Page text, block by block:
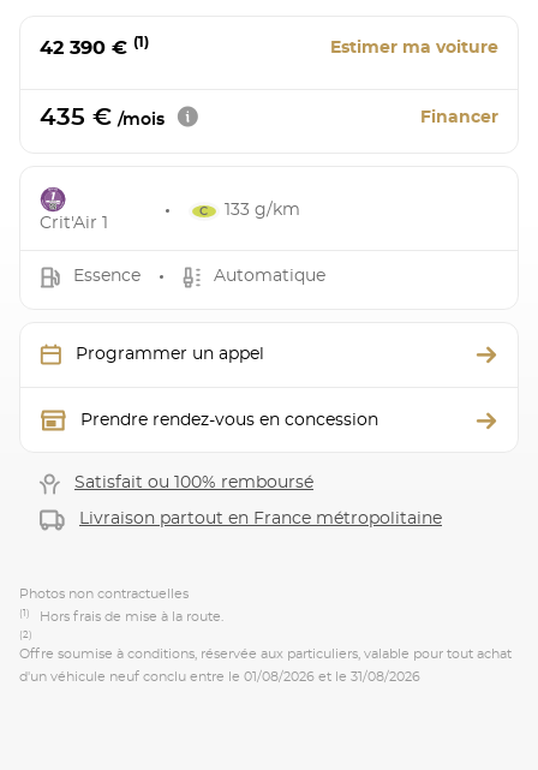
42 390 € (1) Estimer ma voiture
435 € /mois Financer
Crit'Air 1
133 g/km
Essence Automatique
Programmer un appel
Prendre rendez-vous en concession
Satisfait ou 100% remboursé
Livraison partout en France métropolitaine
Photos non contractuelles
(1) Hors frais de mise à la route.
(2)
Offre soumise à conditions, réservée aux particuliers, valable pour tout achat
d'un véhicule neuf conclu entre le 01/08/2026 et le 31/08/2026